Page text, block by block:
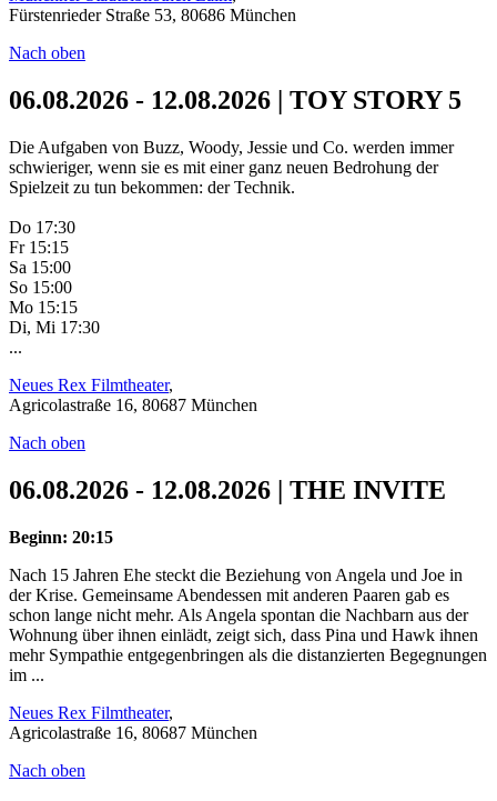
Fürstenrieder Straße 53, 80686 München
Nach oben
06.08.2026 - 12.08.2026 | TOY STORY 5
Die Aufgaben von Buzz, Woody, Jessie und Co. werden immer
schwieriger, wenn sie es mit einer ganz neuen Bedrohung der
Spielzeit zu tun bekommen: der Technik.
Do 17:30
Fr 15:15
Sa 15:00
So 15:00
Mo 15:15
Di, Mi 17:30
...
Neues Rex Filmtheater,
Agricolastraße 16, 80687 München
Nach oben
06.08.2026 - 12.08.2026 | THE INVITE
Beginn: 20:15
Nach 15 Jahren Ehe steckt die Beziehung von Angela und Joe in
der Krise. Gemeinsame Abendessen mit anderen Paaren gab es
schon lange nicht mehr. Als Angela spontan die Nachbarn aus der
Wohnung über ihnen einlädt, zeigt sich, dass Pina und Hawk ihnen
mehr Sympathie entgegenbringen als die distanzierten Begegnungen
im ...
Neues Rex Filmtheater,
Agricolastraße 16, 80687 München
Nach oben